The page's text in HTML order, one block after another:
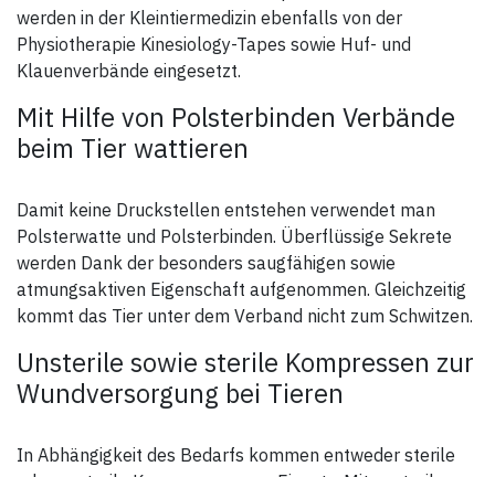
werden in der Kleintiermedizin ebenfalls von der
Physiotherapie Kinesiology-Tapes sowie Huf- und
Klauenverbände eingesetzt.
Mit Hilfe von Polsterbinden Verbände
beim Tier wattieren
Damit keine Druckstellen entstehen verwendet man
Polsterwatte und Polsterbinden. Überflüssige Sekrete
werden Dank der besonders saugfähigen sowie
atmungsaktiven Eigenschaft aufgenommen. Gleichzeitig
kommt das Tier unter dem Verband nicht zum Schwitzen.
Unsterile sowie sterile Kompressen zur
Wundversorgung bei Tieren
In Abhängigkeit des Bedarfs kommen entweder sterile